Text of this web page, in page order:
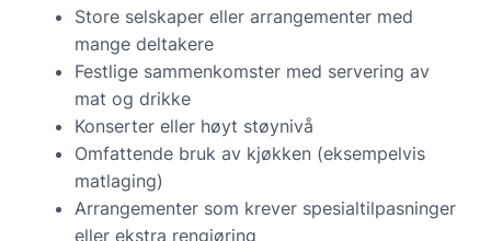
Store selskaper eller arrangementer med
mange deltakere
Festlige sammenkomster med servering av
mat og drikke
Konserter eller høyt støynivå
Omfattende bruk av kjøkken (eksempelvis
matlaging)
Arrangementer som krever spesialtilpasninger
eller ekstra rengjøring